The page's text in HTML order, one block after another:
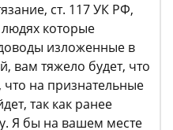
ст. 117 УК РФ,
которые
изложенные в
вам тяжело будет, что
что на признательные
так как ранее
Я бы на вашем месте